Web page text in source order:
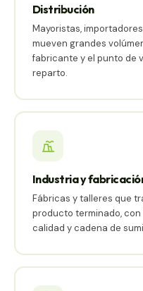
Distribución
Mayoristas,
mueven grandes
fabricante y el punto de
reparto.
Industria y
Fábricas y talleres que
producto terminado,
calidad y cadena de